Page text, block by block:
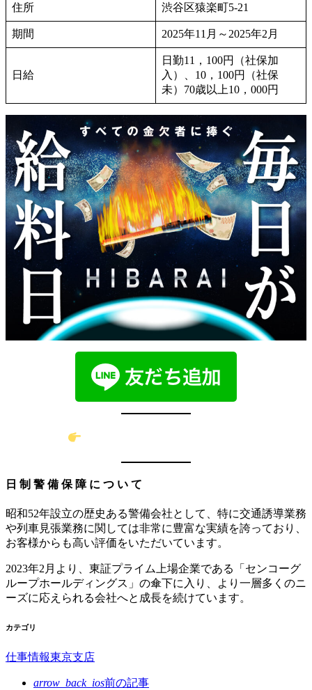
住所 渋谷区猿楽町5-21
期間 2025年11月～2025年2月
日給
日勤11，100円（社保加
入）、10，100円（社保
未）70歳以上10，000円
⽇ 制 警 備 保 障 に つ い て
昭和52年設⽴の歴史ある警備会社として、特に交通誘導業務
や列⾞⾒張業務に関しては⾮常に豊富な実績を誇っており、
お客様からも⾼い評価をいただいています。
2023年2⽉より、東証プライム上場企業である「センコーグ
ループホールディングス」の傘下に⼊り、より⼀層多くのニ
ーズに応えられる会社へと成⻑を続けています。
カテゴリ
仕事情報東京支店
arrow_back_ios前の記事